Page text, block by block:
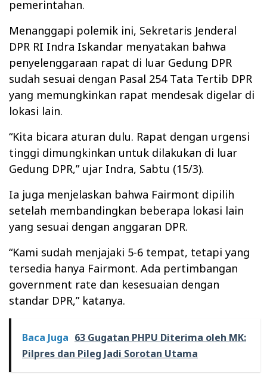
pemerintahan.
Menanggapi polemik ini, Sekretaris Jenderal
DPR RI Indra Iskandar menyatakan bahwa
penyelenggaraan rapat di luar Gedung DPR
sudah sesuai dengan Pasal 254 Tata Tertib DPR
yang memungkinkan rapat mendesak digelar di
lokasi lain.
“Kita bicara aturan dulu. Rapat dengan urgensi
tinggi dimungkinkan untuk dilakukan di luar
Gedung DPR,” ujar Indra, Sabtu (15/3).
Ia juga menjelaskan bahwa Fairmont dipilih
setelah membandingkan beberapa lokasi lain
yang sesuai dengan anggaran DPR.
“Kami sudah menjajaki 5-6 tempat, tetapi yang
tersedia hanya Fairmont. Ada pertimbangan
government rate dan kesesuaian dengan
standar DPR,” katanya.
Baca Juga 63 Gugatan PHPU Diterima oleh MK:
Pilpres dan Pileg Jadi Sorotan Utama